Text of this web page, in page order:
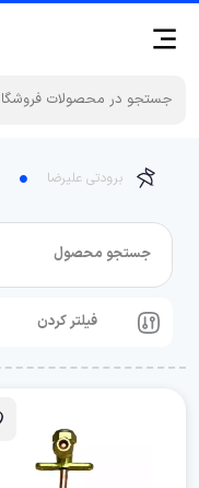
برودتی علیرضا
جستجو محصول
فیلتر کردن